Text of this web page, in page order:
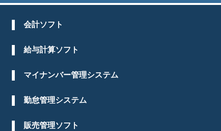
会計ソフト
給与計算ソフト
マイナンバー管理システム
勤怠管理システム
販売管理ソフト